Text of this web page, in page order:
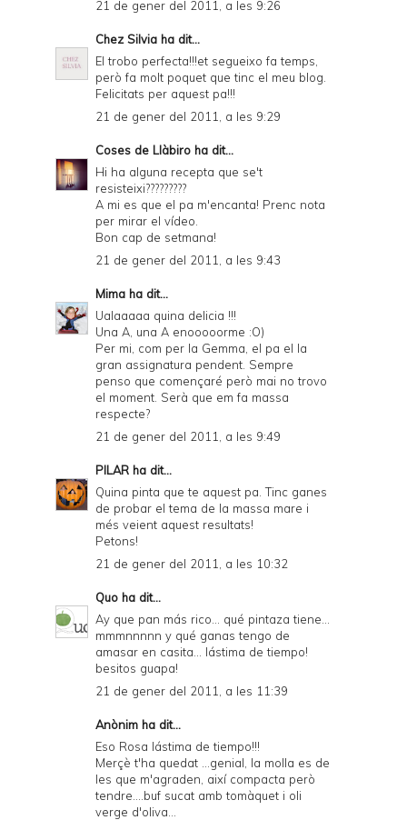
21 de gener del 2011, a les 9:26
Chez Silvia ha dit...
El trobo perfecta!!!et segueixo fa temps,
però fa molt poquet que tinc el meu blog.
Felicitats per aquest pa!!!
21 de gener del 2011, a les 9:29
Coses de Llàbiro ha dit...
Hi ha alguna recepta que se't
resisteixi?????????
A mi es que el pa m'encanta! Prenc nota
per mirar el vídeo.
Bon cap de setmana!
21 de gener del 2011, a les 9:43
Mima ha dit...
Ualaaaaa quina delicia !!!
Una A, una A enooooorme :O)
Per mi, com per la Gemma, el pa el la
gran assignatura pendent. Sempre
penso que començaré però mai no trovo
el moment. Serà que em fa massa
respecte?
21 de gener del 2011, a les 9:49
PILAR ha dit...
Quina pinta que te aquest pa. Tinc ganes
de probar el tema de la massa mare i
més veient aquest resultats!
Petons!
21 de gener del 2011, a les 10:32
Quo ha dit...
Ay que pan más rico... qué pintaza tiene...
mmmnnnnn y qué ganas tengo de
amasar en casita... lástima de tiempo!
besitos guapa!
21 de gener del 2011, a les 11:39
Anònim ha dit...
Eso Rosa lástima de tiempo!!!
Merçè t'ha quedat ...genial, la molla es de
les que m'agraden, així compacta però
tendre....buf sucat amb tomàquet i oli
verge d'oliva...